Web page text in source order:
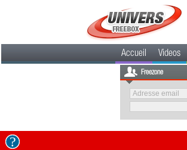
Accueil Videos
Freezone